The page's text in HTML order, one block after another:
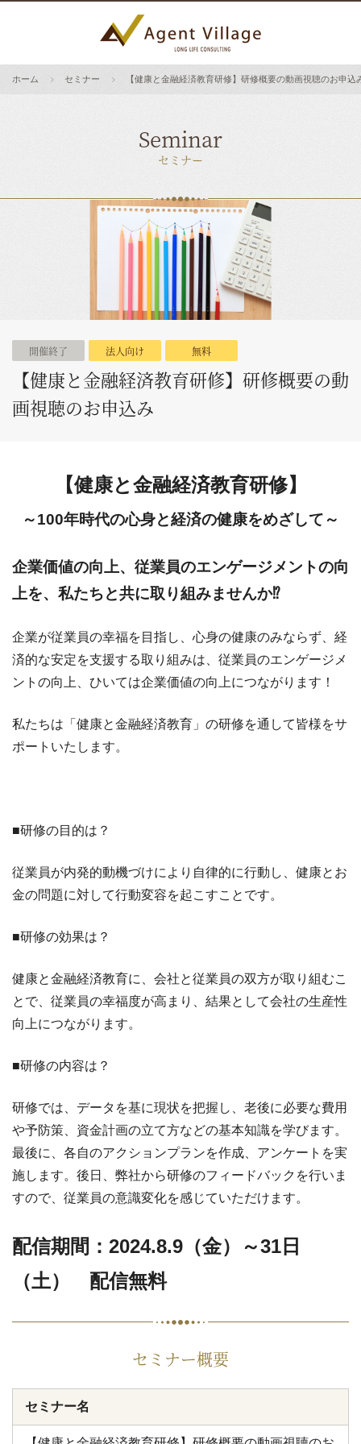
ホーム セミナー 【健康と金融経済教育研修】研修概要の動画視聴のお申込
Seminar
セミナー
開催終了 法人向け 無料
【健康と金融経済教育研修】研修概要の動
画視聴のお申込み
【健康と金融経済教育研修】
～100年時代の心身と経済の健康をめざして～
企業価値の向上、従業員のエンゲージメントの向
上を、私たちと共に取り組みませんか⁉
企業が従業員の幸福を目指し、心身の健康のみならず、経
済的な安定を支援する取り組みは、従業員のエンゲージメ
ントの向上、ひいては企業価値の向上につながります！
私たちは「健康と金融経済教育」の研修を通して皆様をサ
ポートいたします。
■研修の目的は？
従業員が内発的動機づけにより自律的に行動し、健康とお
金の問題に対して行動変容を起こすことです。
■研修の効果は？
健康と金融経済教育に、会社と従業員の双方が取り組むこ
とで、従業員の幸福度が高まり、結果として会社の生産性
向上につながります。
■研修の内容は？
研修では、データを基に現状を把握し、老後に必要な費用
や予防策、資金計画の立て方などの基本知識を学びます。
最後に、各自のアクションプランを作成、アンケートを実
施します。後日、弊社から研修のフィードバックを行いま
すので、従業員の意識変化を感じていただけます。
配信期間：2024.8.9（金）～31日
（土） 配信無料
セミナー概要
セミナー名